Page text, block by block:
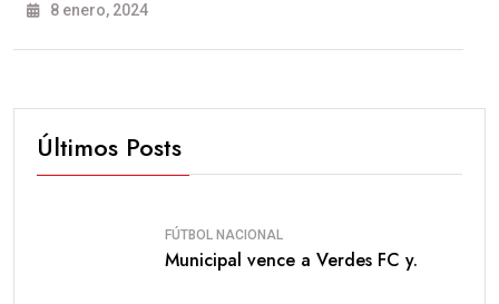
8 enero, 2024
Últimos Posts
FÚTBOL NACIONAL
Municipal vence a Verdes FC y.